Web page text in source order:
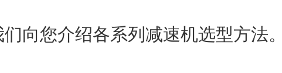
向您介绍各系列减速机选型方法。